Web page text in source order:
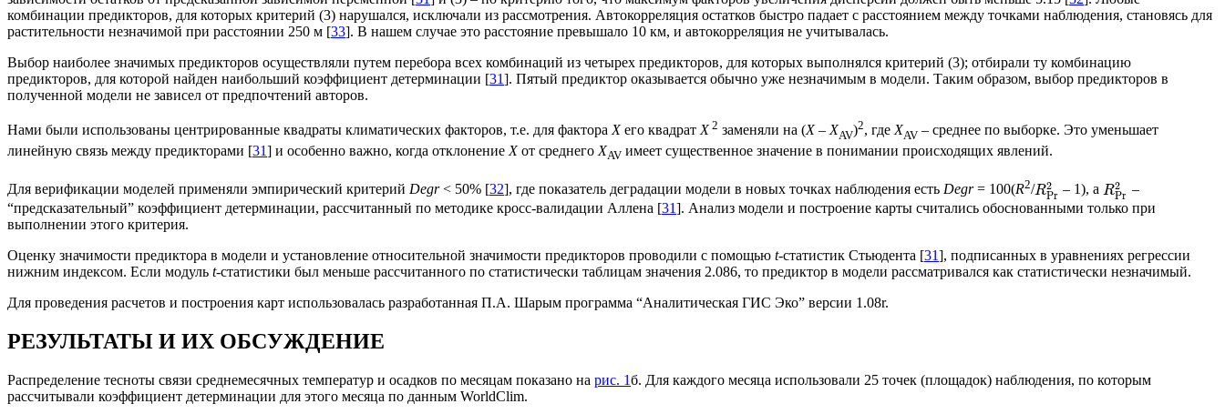
комбинации предикторов, для которых критерий (3) нарушался, исключали из рассмотрения. Автокорреляция остатков быстро падает с расстоянием между точками наблюдения, становясь для
растительности незначимой при расстоянии 250 м [33]. В нашем случае это расстояние превышало 10 км, и автокорреляция не учитывалась.
Выбор наиболее значимых предикторов осуществляли путем перебора всех комбинаций из четырех предикторов, для которых выполнялся критерий (3); отбирали ту комбинацию
предикторов, для которой найден наибольший коэффициент детерминации [31]. Пятый предиктор оказывается обычно уже незначимым в модели. Таким образом, выбор предикторов в
полученной модели не зависел от предпочтений авторов.
Нами были использованы центрированные квадраты климатических факторов, т.е. для фактораXего квадратX2 заменяли на (X–XAV)2, гдеXAV – среднее по выборке. Это уменьшает
линейную связь между предикторами [31] и особенно важно, когда отклонение Xот среднего XAV имеет существенное значение в понимании происходящих явлений.
Для верификации моделей применяли эмпирический критерий Degr< 50% [32], где показатель деградации модели в новых точках наблюдения есть Degr= 100(R2/R2
Pr – 1), а R2
Pr –
“предсказательный” коэффициент детерминации, рассчитанный по методике кросс-валидации Аллена [31]. Анализ модели и построение карты считались обоснованными только при
выполнении этого критерия.
Оценку значимости предиктора в модели и установление относительной значимости предикторов проводили с помощью t-статистик Стьюдента [31], подписанных в уравнениях регрессии
нижним индексом. Если модуль t-статистики был меньше рассчитанного по статистически таблицам значения 2.086, то предиктор в модели рассматривался как статистически незначимый.
Для проведения расчетов и построения карт использовалась разработанная П.А. Шарым программа “Аналитическая ГИС Эко” версии 1.08r.
РЕЗУЛЬТАТЫ И ИХ ОБСУЖДЕНИЕ
Распределение тесноты связи среднемесячных температур и осадков по месяцам показано на рис. 1б. Для каждого месяца использовали 25 точек (площадок) наблюдения, по которым
рассчитывали коэффициент детерминации для этого месяца по данным WorldClim.